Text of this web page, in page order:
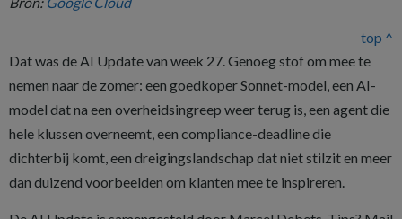
top ^
Dat was de AI Update van week 27. Genoeg stof om mee te
nemen naar de zomer: een goedkoper Sonnet-model, een AI-
model dat na een overheidsingreep weer terug is, een agent die
hele klussen overneemt, een compliance-deadline die
dichterbij komt, een dreigingslandschap dat niet stilzit en meer
dan duizend voorbeelden om klanten mee te inspireren.